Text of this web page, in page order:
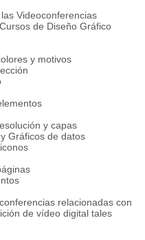
Videoconferencias
de Diseño Gráfico
y motivos
y capas
Gráficos de datos
relacionadas con
de vídeo digital tales